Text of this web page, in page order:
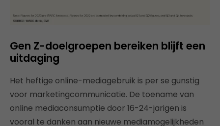
Gen Z-doelgroepen bereiken blijft een
uitdaging
Het heftige online-mediagebruik is per se gunstig
voor marketingcommunicatie. De toename van
online mediaconsumptie door 16-24-jarigen is
vooral te danken aan nieuwe mediamogelijkheden